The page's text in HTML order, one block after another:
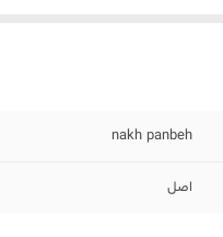
nakh panbeh
اصل